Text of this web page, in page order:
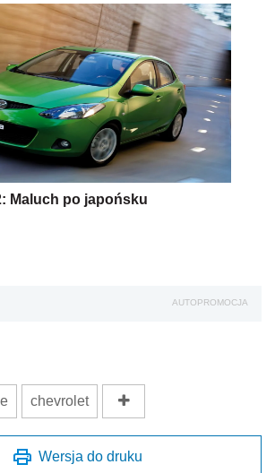
Maluch po japońsku
AUTOPROMOCJA
chevrolet
Wersja do druku